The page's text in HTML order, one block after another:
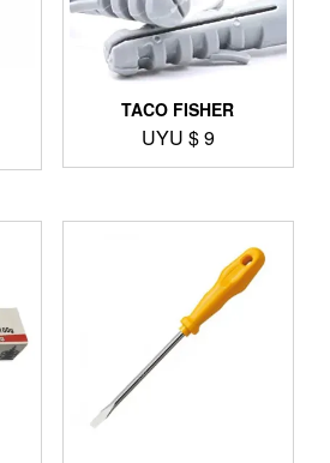
TACO FISHER
UYU $9